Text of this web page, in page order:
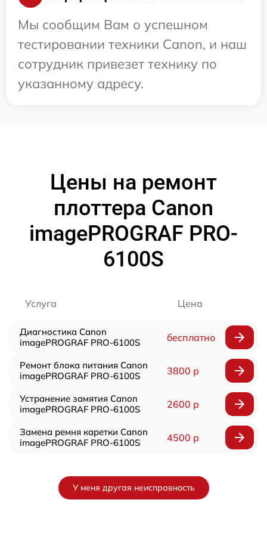
Мы сообщим Вам о успешном
тестировании техники Canon, и наш
сотрудник привезет технику по
указанному адресу.
Цены на ремонт
плоттера Canon
imagePROGRAF PRO-
6100S
Услуга Цена
Диагностика Canon
imagePROGRAF PRO-6100S
бесплатно
Ремонт блока питания Canon
imagePROGRAF PRO-6100S
3800 р
Устранение замятия Canon
imagePROGRAF PRO-6100S
2600 р
Замена ремня каретки Canon
imagePROGRAF PRO-6100S
4500 р
У меня другая неисправность